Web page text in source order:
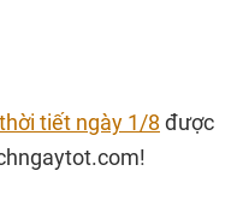
tiết ngày 1/8 được